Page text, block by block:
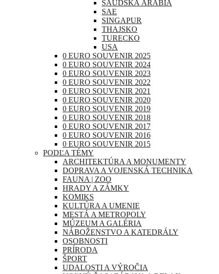
SAUDSKÁ ARÁBIA
SAE
SINGAPUR
THAJSKO
TURECKO
USA
0 EURO SOUVENIR 2025
0 EURO SOUVENIR 2024
0 EURO SOUVENIR 2023
0 EURO SOUVENIR 2022
0 EURO SOUVENIR 2021
0 EURO SOUVENIR 2020
0 EURO SOUVENIR 2019
0 EURO SOUVENIR 2018
0 EURO SOUVENIR 2017
0 EURO SOUVENIR 2016
0 EURO SOUVENIR 2015
PODĽA TÉMY
ARCHITEKTÚRA A MONUMENTY
DOPRAVA A VOJENSKÁ TECHNIKA
FAUNA | ZOO
HRADY A ZÁMKY
KOMIKS
KULTÚRA A UMENIE
MESTÁ A METROPOLY
MÚZEUM A GALÉRIA
NÁBOŽENSTVO A KATEDRÁLY
OSOBNOSTI
PRÍRODA
ŠPORT
UDALOSTI A VÝROČIA